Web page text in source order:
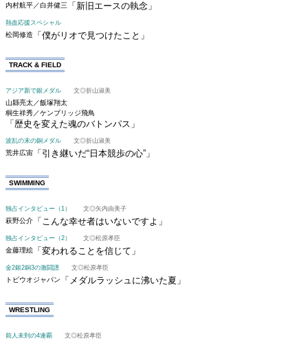
内村航平／白井健三 「新旧エースの執念」
熱血応援スペシャル
松岡修造 「僕がリオで見つけたこと」
TRACK & FIELD
アジア新で銀メダル 文◎折山淑美
山縣亮太／飯塚翔太
桐生祥秀／ケンブリッジ飛鳥
「歴史を変えた魂のバトンパス」
波乱の末の銅メダル 文◎折山淑美
荒井広宙 「引き継いだ“日本競歩の心”」
SWIMMING
独占インタビュー（1） 文◎矢内由美子
萩野公介 「こんな幸せ者はいないですよ」
独占インタビュー（2） 文◎松原孝臣
金藤理絵 「変われることを信じて」
金2銀2銅3の激闘譜 文◎松原孝臣
トビウオジャパン 「メダルラッシュに沸いた夏」
WRESTLING
前人未到の4連覇 文◎松原孝臣